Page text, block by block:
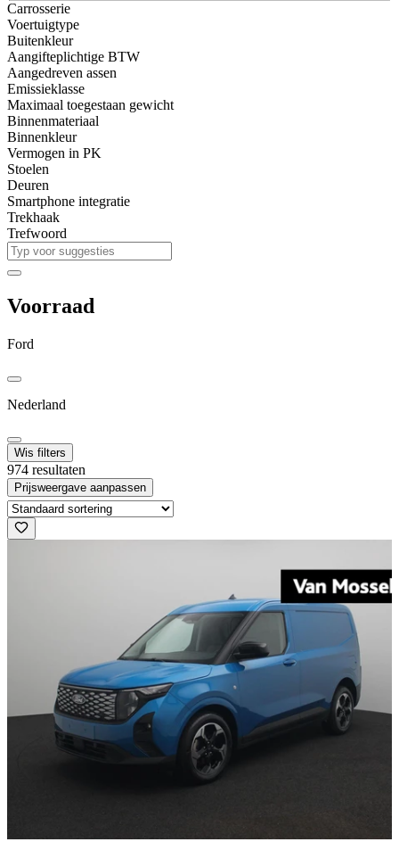
Carrosserie
Voertuigtype
Buitenkleur
Aangifteplichtige BTW
Aangedreven assen
Emissieklasse
Maximaal toegestaan gewicht
Binnenmateriaal
Binnenkleur
Vermogen in PK
Stoelen
Deuren
Smartphone integratie
Trekhaak
Trefwoord
Voorraad
Ford
Nederland
Wis filters
974 resultaten
Prijsweergave aanpassen